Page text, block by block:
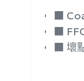
■
■
■